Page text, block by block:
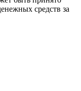
средств за